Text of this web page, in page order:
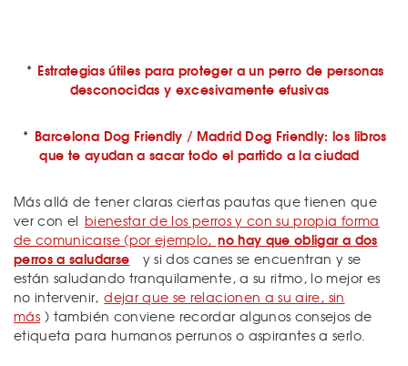
* Estrategias útiles para proteger a un perro de personas
desconocidas y excesivamente efusivas
* Barcelona Dog Friendly / Madrid Dog Friendly: los libros
que te ayudan a sacar todo el partido a la ciudad
Más allá de tener claras ciertas pautas que tienen que
ver con el bienestar de los perros y con su propia forma
de comunicarse (por ejemplo, no hay que obligar a dos
perros a saludarse
y si dos canes se encuentran y se
están saludando tranquilamente, a su ritmo, lo mejor es
no intervenir, dejar que se relacionen a su aire, sin
más ) también conviene recordar algunos consejos de
etiqueta para humanos perrunos o aspirantes a serlo.